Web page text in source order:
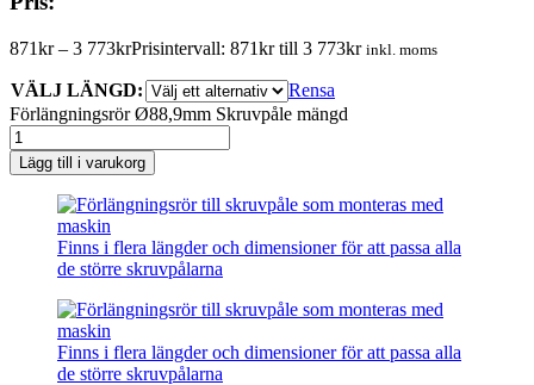
871kr – 3 773krPrisintervall: 871kr till 3 773kr inkl. moms
VÄLJ LÄNGD:
Rensa
Förlängningsrör Ø88,9mm Skruvpåle mängd
Lägg till i varukorg
Finns i flera längder och dimensioner för att passa alla
de större skruvpålarna
Finns i flera längder och dimensioner för att passa alla
de större skruvpålarna